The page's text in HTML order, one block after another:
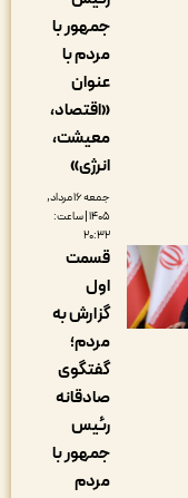
جمهور با
«اقتصاد،
معیشت،
جمعه ۱۶ مرداد,
۱۴۰۵ | ساعت:
قسمت
اول
گزارش به
گفتگوی
صادقانه
جمهور با